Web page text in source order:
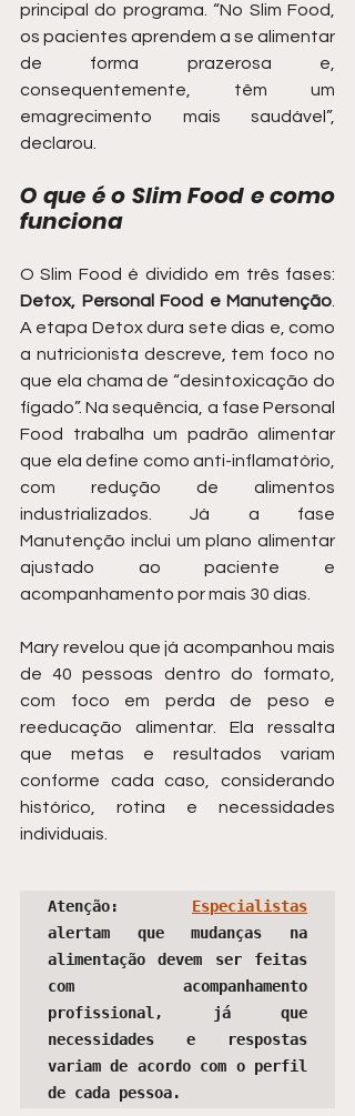
principal do programa. “No Slim Food,
os pacientes aprendem a se alimentar
de forma prazerosa e,
consequentemente, têm um
emagrecimento mais saudável”,
declarou.
O que é o Slim Food e como
funciona
Detox, Personal Food e Manutenção.
A etapa Detox dura sete dias e, como
a nutricionista descreve, tem foco no
que ela chama de “desintoxicação do
fígado”. Na sequência, a fase Personal
Food trabalha um padrão alimentar
que ela define como anti-inflamatório,
com redução de alimentos
industrializados. Já a fase
Manutenção inclui um plano alimentar
ajustado ao paciente e
acompanhamento por mais 30 dias.
Mary revelou que já acompanhou mais
de 40 pessoas dentro do formato,
com foco em perda de peso e
reeducação alimentar. Ela ressalta
que metas e resultados variam
conforme cada caso, considerando
histórico, rotina e necessidades
individuais.
Atenção: Especialistas
alertam que mudanças na
alimentação devem ser feitas
com acompanhamento
profissional, já que
necessidades e respostas
variam de acordo com o perfil
de cada pessoa.